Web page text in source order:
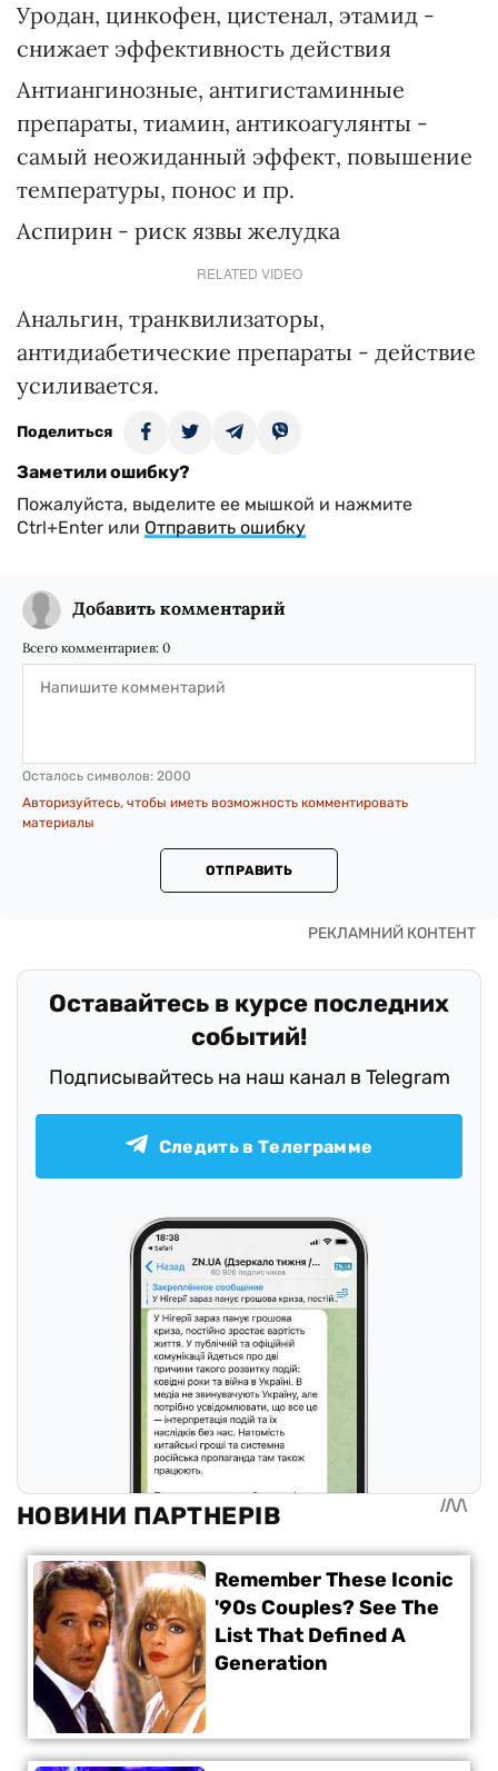
Уродан, цинкофен, цистенал, этамид -
снижает эффективность действия
Антиангинозные, антигистаминные
препараты, тиамин, антикоагулянты -
самый неожиданный эффект, повышение
температуры, понос и пр.
Аспирин - риск язвы желудка
RELATED VIDEO
Анальгин, транквилизаторы,
антидиабетические препараты - действие
усиливается.
Поделиться
Заметили ошибку?
Пожалуйста, выделите ее мышкой и нажмите
Ctrl+Enter или Отправить ошибку
Добавить комментарий
Всего комментариев: 0
Осталось символов: 2000
Авторизуйтесь, чтобы иметь возможность комментировать
материалы
ОТПРАВИТЬ
Оставайтесь в курсе последних
событий!
Подписывайтесь на наш канал в Telegram
Следить в Телеграмме